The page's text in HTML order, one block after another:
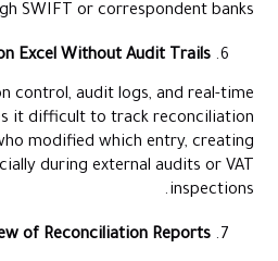
SWIFT or correspondent banks.
Excel Without Audit Trails
control, audit logs, and real-time
it difficult to track reconciliation
modified which entry, creating
during external audits or VAT
inspections.
of Reconciliation Reports